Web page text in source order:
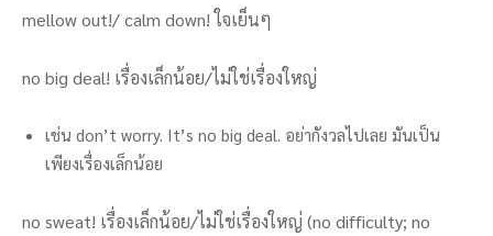
mellow out!/ calm down! ใจเย็นๆ
no big deal! เรื่องเล็กน้อย/ไม่ใช่เรื่องใหญ่
เช่น don’t worry. It’s no big deal. อย่ากังวลไปเลย มันเป็น
เพียงเรื่องเล็กน้อย
no sweat! เรื่องเล็กน้อย/ไม่ใช่เรื่องใหญ่ (no difficulty; no